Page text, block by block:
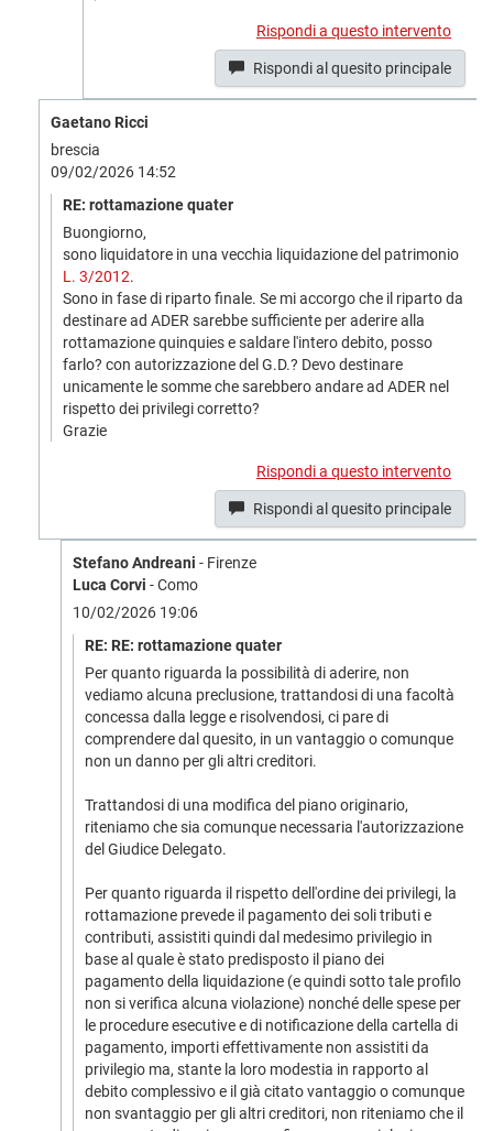
Rispondi a questo intervento
Rispondi al quesito principale
Gaetano Ricci
brescia
09/02/2026 14:52
RE: rottamazione quater
Buongiorno,
sono liquidatore in una vecchia liquidazione del patrimonio
L. 3/2012.
Sono in fase di riparto finale. Se mi accorgo che il riparto da
destinare ad ADER sarebbe sufficiente per aderire alla
rottamazione quinquies e saldare l'intero debito, posso
farlo? con autorizzazione del G.D.? Devo destinare
unicamente le somme che sarebbero andare ad ADER nel
rispetto dei privilegi corretto?
Grazie
Rispondi a questo intervento
Rispondi al quesito principale
Stefano Andreani - Firenze
Luca Corvi - Como
10/02/2026 19:06
RE: RE: rottamazione quater
Per quanto riguarda la possibilità di aderire, non
vediamo alcuna preclusione, trattandosi di una facoltà
concessa dalla legge e risolvendosi, ci pare di
comprendere dal quesito, in un vantaggio o comunque
non un danno per gli altri creditori.
Trattandosi di una modifica del piano originario,
riteniamo che sia comunque necessaria l'autorizzazione
del Giudice Delegato.
Per quanto riguarda il rispetto dell'ordine dei privilegi, la
rottamazione prevede il pagamento dei soli tributi e
contributi, assistiti quindi dal medesimo privilegio in
base al quale è stato predisposto il piano dei
pagamento della liquidazione (e quindi sotto tale profilo
non si verifica alcuna violazione) nonché delle spese per
le procedure esecutive e di notificazione della cartella di
pagamento, importi effettivamente non assistiti da
privilegio ma, stante la loro modestia in rapporto al
debito complessivo e il già citato vantaggio o comunque
non svantaggio per gli altri creditori, non riteniamo che il